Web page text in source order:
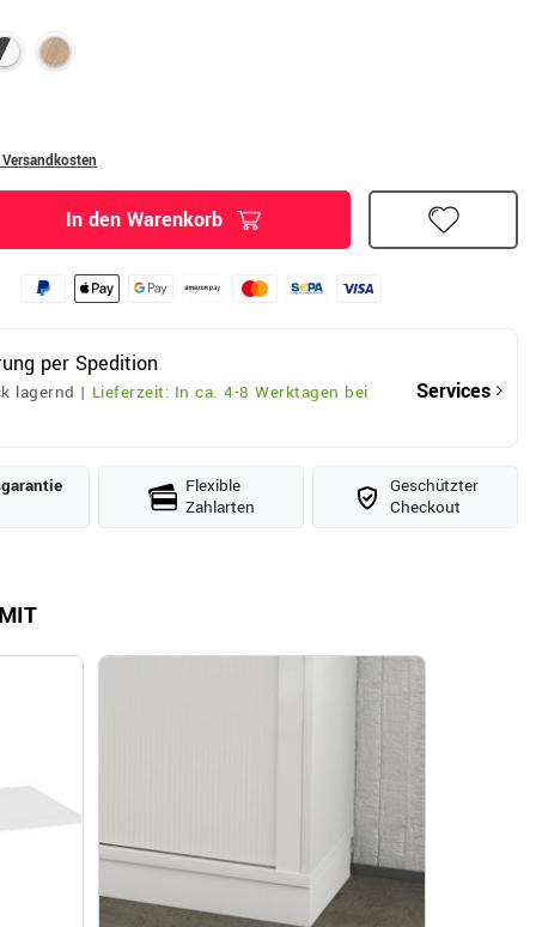
In den Warenkorb
per Spedition
lagernd | Lieferzeit: In ca. 4-8 Werktagen bei
Services
Flexible
Zahlarten
Geschützter
Checkout